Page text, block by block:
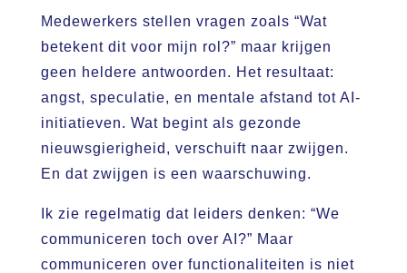
Medewerkers stellen vragen zoals “Wat
betekent dit voor mijn rol?” maar krijgen
geen heldere antwoorden. Het resultaat:
angst, speculatie, en mentale afstand tot AI-
initiatieven. Wat begint als gezonde
nieuwsgierigheid, verschuift naar zwijgen.
En dat zwijgen is een waarschuwing.
Ik zie regelmatig dat leiders denken: “We
communiceren toch over AI?” Maar
communiceren over functionaliteiten is niet